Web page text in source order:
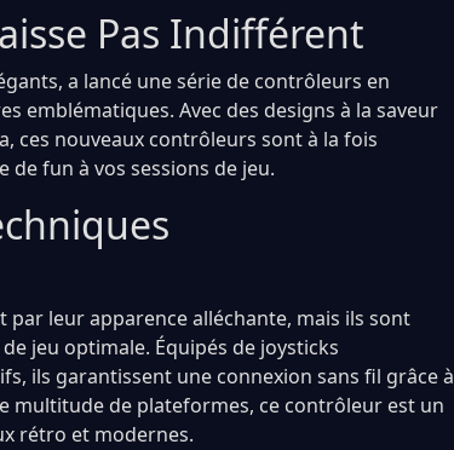
Pas Indifférent
a lancé une série de contrôleurs en
emblématiques. Avec des designs à la saveur
ces nouveaux contrôleurs sont à la fois
fun à vos sessions de jeu.
leur apparence alléchante, mais ils sont
jeu optimale. Équipés de joysticks
ils garantissent une connexion sans fil grâce à
multitude de plateformes, ce contrôleur est un
rétro et modernes.